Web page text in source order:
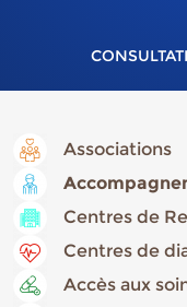
Associations
Centres de
Centres de
Accès aux